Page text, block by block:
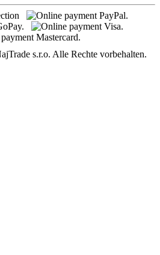
s.r.o. Alle Rechte vorbehalten.